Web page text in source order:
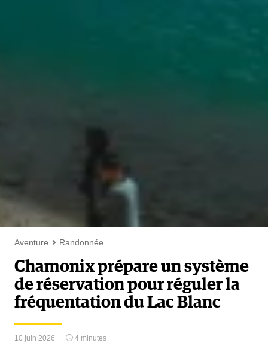
Aventure Randonnée
Chamonix prépare un système
de réservation pour réguler la
fréquentation du Lac Blanc
10 juin 2026 4 minutes